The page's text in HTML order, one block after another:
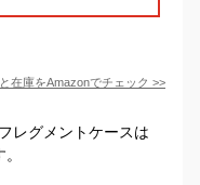
在庫をAmazonでチェック >>
レグメントケースは